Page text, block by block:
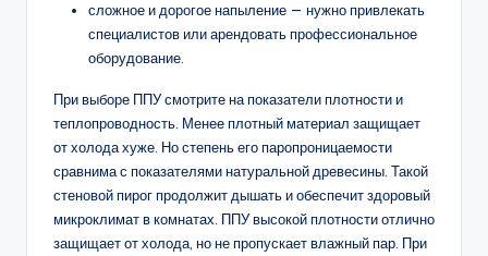
сложное и дорогое напыление — нужно привлекать
специалистов или арендовать профессиональное
оборудование.
При выборе ППУ смотрите на показатели плотности и
теплопроводность. Менее плотный материал защищает
от холода хуже. Но степень его паропроницаемости
сравнима с показателями натуральной древесины. Такой
стеновой пирог продолжит дышать и обеспечит здоровый
микроклимат в комнатах. ППУ высокой плотности отлично
защищает от холода, но не пропускает влажный пар. При